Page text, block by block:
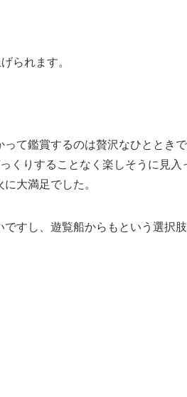
られます。
て鑑賞するのは贅沢なひとときで
くりすることなく楽しそうに見入
大満足でした。
すし、遊覧船からもという選択肢